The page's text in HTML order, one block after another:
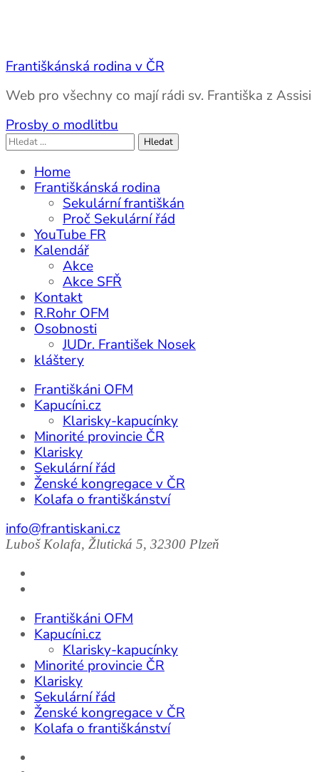
Františkánská rodina v ČR
Web pro všechny co mají rádi sv. Františka z Assisi
Prosby o modlitbu
Vyhledávání
Home
Františkánská rodina
Sekulární františkán
Proč Sekulární řád
YouTube FR
Kalendář
Akce
Akce SFŘ
Kontakt
R.Rohr OFM
Osobnosti
JUDr. František Nosek
kláštery
Františkáni OFM
Kapucíni.cz
Klarisky-kapucínky
Minorité provincie ČR
Klarisky
Sekulární řád
Ženské kongregace v ČR
Kolafa o františkánství
info@frantiskani.cz
Luboš Kolafa, Žlutická 5, 32300 Plzeň
Františkáni OFM
Kapucíni.cz
Klarisky-kapucínky
Minorité provincie ČR
Klarisky
Sekulární řád
Ženské kongregace v ČR
Kolafa o františkánství